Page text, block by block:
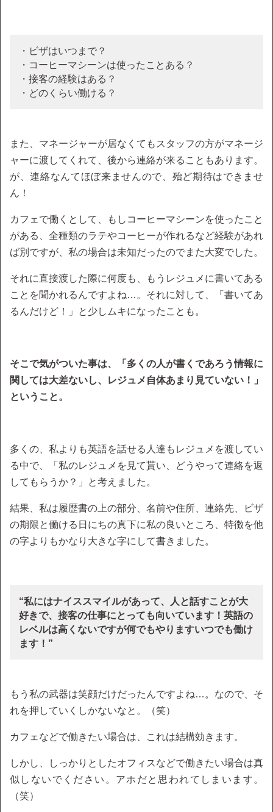
・ビザはいつまで？
・コーヒーマシーンは使ったことある？
・接客の経験はある？
・どのくらい働ける？
また、マネージャーが居なくてもスタッフの方がマネージ
ャーに渡してくれて、後から連絡が来ることもあります。
が、連絡なんてほぼ来ませんので、殆ど期待はできませ
ん！
カフェで働くとして、もしコーヒーマシーンを使ったこと
がある、全種類のラテやコーヒーが作れるなど経験があれ
ば別ですが、私の場合は未知だったのでまた大変でした。
それに直接渡した際に何度も、もうレジュメに書いてある
ことを聞かれるんですよね…。それに対して、「書いてあ
るんだけど！」と少しムキになったことも。
そこで気がついた事は、「多くの人が書くであろう情報に
関しては大差ないし、レジュメ自体あまり見ていない！」
ということ。
多くの、私よりも英語を話せる人達もレジュメを渡してい
る中で、「私のレジュメを見て貰い、どうやって連絡を返
してもらうか？」と考えました。
結果、私は履歴書の上の部分、名前や住所、連絡先、ビザ
の期限と働ける日にちの真下に私の良いところ、特徴を他
の字よりもかなり大きな字にして書きました。
“私にはナイススマイルがあって、人と話すことが大
好きで、接客の仕事にとっても向いています！英語の
レベルは高くないですが何でもやりますいつでも働け
ます！”
もう私の武器は笑顔だけだったんですよね…。なので、そ
れを押していくしかないなと。（笑）
カフェなどで働きたい場合は、これは結構効きます。
しかし、しっかりとしたオフィスなどで働きたい場合は真
似しないでください。アホだと思われてしまいます。
（笑）